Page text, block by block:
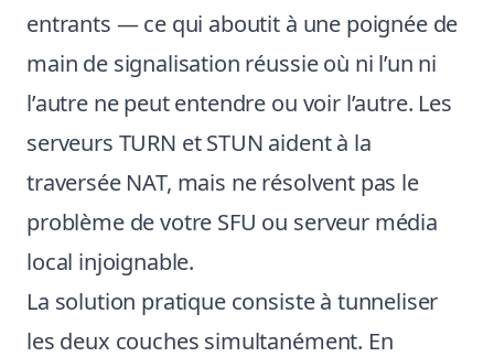
entrants — ce qui aboutit à une poignée de
main de signalisation réussie où ni l’un ni
l’autre ne peut entendre ou voir l’autre. Les
serveurs TURN et STUN aident à la
traversée NAT, mais ne résolvent pas le
problème de votre SFU ou serveur média
local injoignable.
La solution pratique consiste à tunneliser
les deux couches simultanément. En